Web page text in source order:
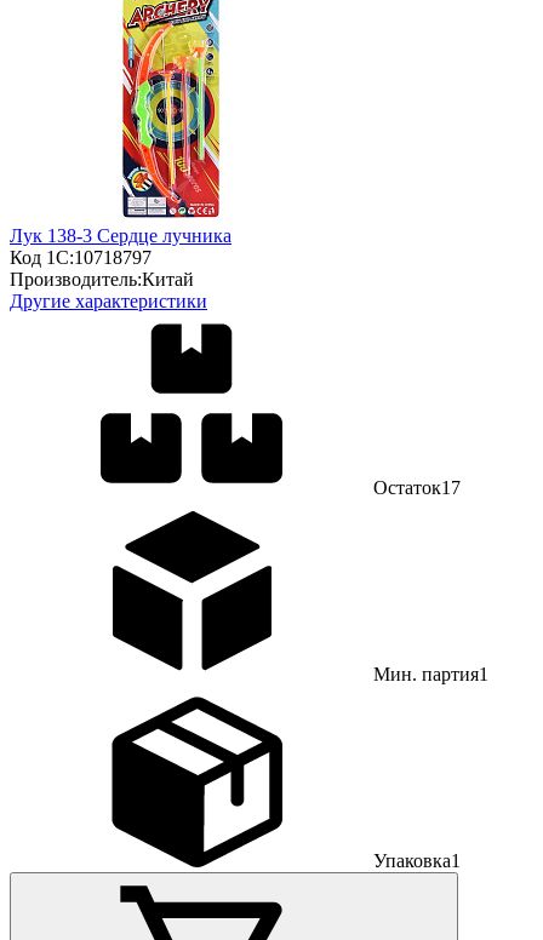
Лук 138-3 Сердце лучника
Код 1С:10718797
Производитель:Китай
Другие характеристики
Остаток17
Мин. партия1
Упаковка1